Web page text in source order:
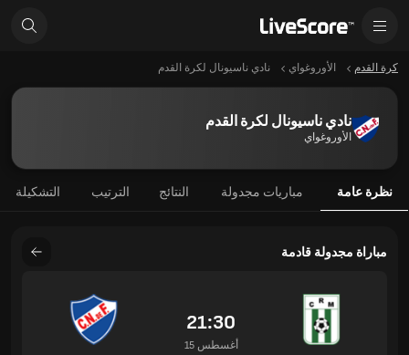
كرة القدم الأوروغواي نادي ناسيونال لكرة القدم
نادي ناسيونال لكرة القدم
الأوروغواي
نظرة عامة مباريات مجدولة النتائج الترتيب التشكيلة
مباراة مجدولة قادمة
21:30
15 أغسطس